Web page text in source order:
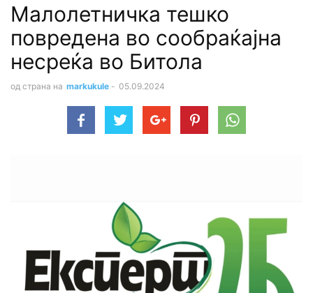
Малолетничка тешко
повредена во сообраќајна
несреќа во Битола
од страна на markukule - 05.09.2024